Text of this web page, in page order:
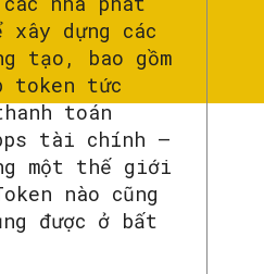
dựng các
tạo, bao gồm
token tức
toán
tài chính –
một thế giới
nào cũng
được ở bất